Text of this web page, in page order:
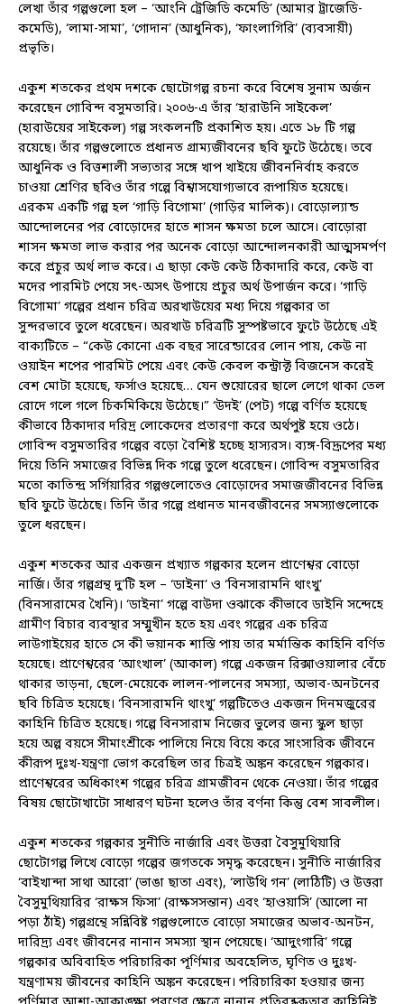
লেখা তাঁর গল্পগুলো হল – ‘আংনি ট্রেজিডি কমেডি’ (আমার ট্রাজেডি-
কমেডি), ‘লামা-সামা’, ‘গোদান’ (আধুনিক), ‘ফাংলাগিরি’ (ব্যবসায়ী)
প্রভৃতি।
একুশ শতকের প্রথম দশকে ছোটোগল্প রচনা করে বিশেষ সুনাম অর্জন
করেছেন গোবিন্দ বসুমতারি। ২০০৬-এ তাঁর ‘হারাউনি সাইকেল’
(হারাউয়ের সাইকেল) গল্প সংকলনটি প্রকাশিত হয়। এতে ১৮ টি গল্প
রয়েছে। তাঁর গল্পগুলোতে প্রধানত গ্রাম্যজীবনের ছবি ফুটে উঠেছে। তবে
আধুনিক ও বিত্তশালী সভ্যতার সঙ্গে খাপ খাইয়ে জীবননির্বাহ করতে
চাওয়া শ্রেণির ছবিও তাঁর গল্পে বিশ্বাসযোগ্যভাবে রূপায়িত হয়েছে।
এরকম একটি গল্প হল ‘গাড়ি বিগোমা’ (গাড়ির মালিক)। বোড়োল্যান্ড
আন্দোলনের পর বোড়োদের হাতে শাসন ক্ষমতা চলে আসে। বোড়োরা
শাসন ক্ষমতা লাভ করার পর অনেক বোড়ো আন্দোলনকারী আত্মসমর্পণ
করে প্রচুর অর্থ লাভ করে। এ ছাড়া কেউ কেউ ঠিকাদারি করে, কেউ বা
মদের পারমিট পেয়ে সৎ-অসৎ উপায়ে প্রচুর অর্থ উপার্জন করে। ‘গাড়ি
বিগোমা’ গল্পের প্রধান চরিত্র অরখাউয়ের মধ্য দিয়ে গল্পকার তা
সুন্দরভাবে তুলে ধরেছেন। অরখাউ চরিত্রটি সুস্পষ্টভাবে ফুটে উঠেছে এই
বাক্যটিতে – “কেউ কোনো এক বছর সারেন্ডারের লোন পায়, কেউ না
ওয়াইন শপের পারমিট পেয়ে এবং কেউ কেবল কন্ট্রাক্ট বিজনেস করেই
বেশ মোটা হয়েছে, ফর্সাও হয়েছে… যেন শুয়োরের ছালে লেগে থাকা তেল
রোদে গলে গলে চিকমিকিয়ে উঠেছে।” ‘উদই’ (পেট) গল্পে বর্ণিত হয়েছে
কীভাবে ঠিকাদার দরিদ্র লোকেদের প্রতারণা করে অর্থপুষ্ট হয়ে ওঠে।
গোবিন্দ বসুমতারির গল্পের বড়ো বৈশিষ্ট হচ্ছে হাস্যরস। ব্যঙ্গ-বিদ্রূপের মধ্য
দিয়ে তিনি সমাজের বিভিন্ন দিক গল্পে তুলে ধরেছেন। গোবিন্দ বসুমতারির
মতো কাতিন্দ্র সর্গিয়ারির গল্পগুলোতেও বোড়োদের সমাজজীবনের বিভিন্ন
ছবি ফুটে উঠেছে। তিনি তাঁর গল্পে প্রধানত মানবজীবনের সমস্যাগুলোকে
তুলে ধরছেন।
একুশ শতকের আর একজন প্রখ্যাত গল্পকার হলেন প্রাণেশ্বর বোড়ো
নার্জি। তাঁর গল্পগ্রন্থ দু’টি হল – ‘ডাইনা’ ও ‘বিনসারামনি থাংখু’
(বিনসারামের খৈনি)। ‘ডাইনা’ গল্পে বাউদা ওঝাকে কীভাবে ডাইনি সন্দেহে
গ্রামীণ বিচার ব্যবস্থার সম্মুখীন হতে হয় এবং গল্পের এক চরিত্র
লাউগাইয়ের হাতে সে কী ভয়ানক শাস্তি পায় তার মর্মান্তিক কাহিনি বর্ণিত
হয়েছে। প্রাণেশ্বরের ‘আংখাল’ (আকাল) গল্পে একজন রিক্সাওয়ালার বেঁচে
থাকার তাড়না, ছেলে-মেয়েকে লালন-পালনের সমস্যা, অভাব-অনটনের
ছবি চিত্রিত হয়েছে। ‘বিনসারামনি থাংখু’ গল্পটিতেও একজন দিনমজুরের
কাহিনি চিত্রিত হয়েছে। গল্পে বিনসারাম নিজের ভুলের জন্য স্কুল ছাড়া
হয়ে অল্প বয়সে সীমাংশ্রীকে পালিয়ে নিয়ে বিয়ে করে সাংসারিক জীবনে
কীরূপ দুঃখ-যন্ত্রণা ভোগ করেছিল তার চিত্রই অঙ্কন করেছেন গল্পকার।
প্রাণেশ্বরের অধিকাংশ গল্পের চরিত্র গ্রামজীবন থেকে নেওয়া। তাঁর গল্পের
বিষয় ছোটোখাটো সাধারণ ঘটনা হলেও তাঁর বর্ণনা কিন্তু বেশ সাবলীল।
একুশ শতকের গল্পকার সুনীতি নার্জারি এবং উত্তরা বৈসুমুথিয়ারি
ছোটোগল্প লিখে বোড়ো গল্পের জগতকে সমৃদ্ধ করেছেন। সুনীতি নার্জারির
‘বাইখান্দা সাথা আরো’ (ভাঙা ছাতা এবং), ‘লাউথি গন’ (লাঠিটি) ও উত্তরা
বৈসুমুথিয়ারির ‘রাক্ষস ফিসা’ (রাক্ষসসন্তান) এবং ‘হাওয়াসি’ (আলো না
পড়া ঠাঁই) গল্পগ্রন্থে সন্নিবিষ্ট গল্পগুলোতে বোড়ো সমাজের অভাব-অনটন,
দারিদ্র‍্য এবং জীবনের নানান সমস্যা স্থান পেয়েছে। ‘আদুংগারি’ গল্পে
গল্পকার অবিবাহিত পরিচারিকা পূর্ণিমার অবহেলিত, ঘৃণিত ও দুঃখ-
যন্ত্রণাময় জীবনের কাহিনি অঙ্কন করেছেন। পরিচারিকা হওয়ার জন্য